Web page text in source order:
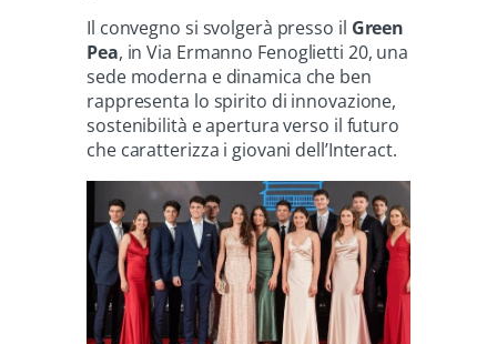
Il convegno si svolgerà presso il Green
Pea, in Via Ermanno Fenoglietti 20, una
sede moderna e dinamica che ben
rappresenta lo spirito di innovazione,
sostenibilità e apertura verso il futuro
che caratterizza i giovani dell’Interact.